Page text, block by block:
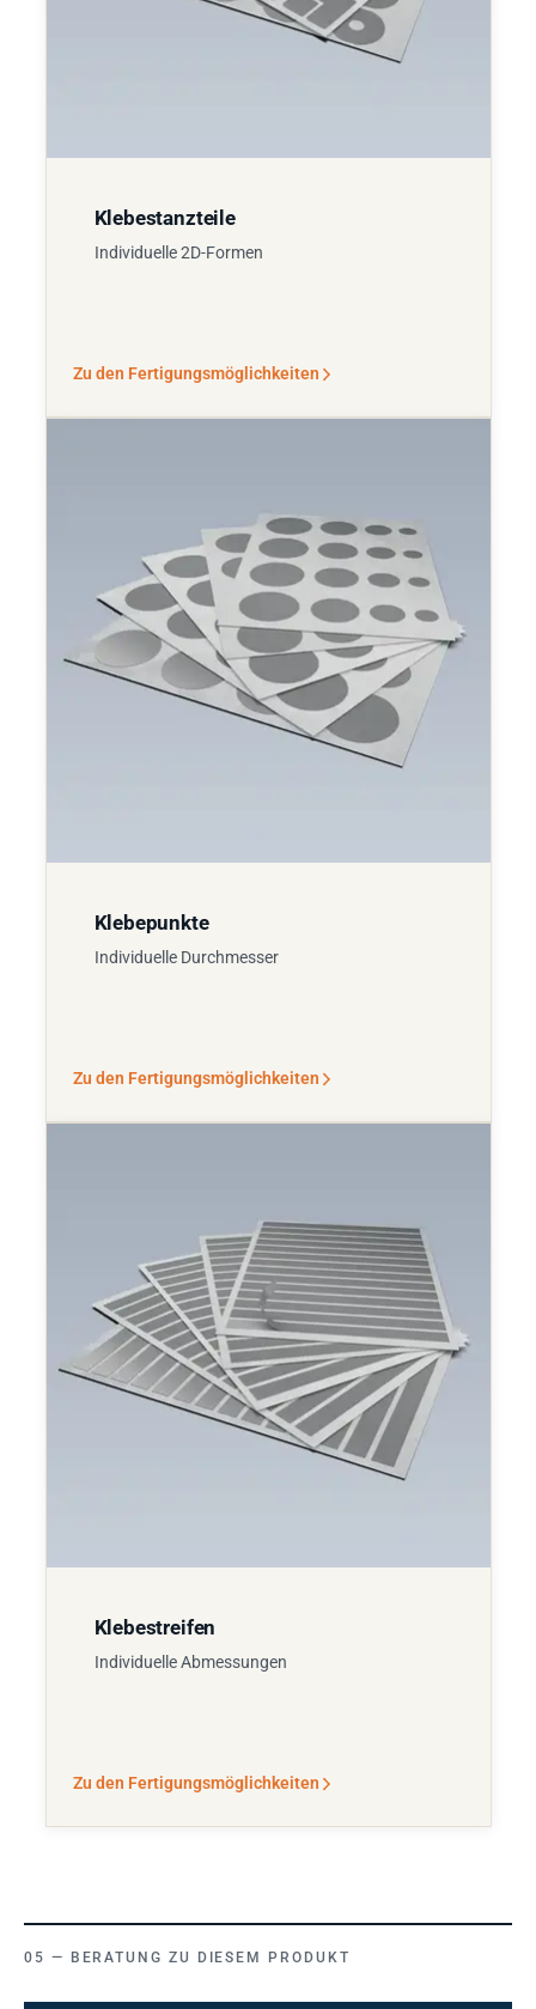
Klebestanzteile
Individuelle 2D-Formen
Zu den Fertigungsmöglichkeiten
Klebepunkte
Individuelle Durchmesser
Zu den Fertigungsmöglichkeiten
Klebestreifen
Individuelle Abmessungen
Zu den Fertigungsmöglichkeiten
BERATUNG ZU DIESEM PRODUKT